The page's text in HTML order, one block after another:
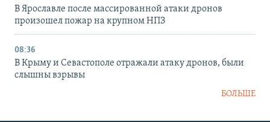
В Ярославле после массированной атаки дронов
произошел пожар на крупном НПЗ
08:36
В Крыму и Севастополе отражали атаку дронов, были
слышны взрывы
БОЛЬШЕ